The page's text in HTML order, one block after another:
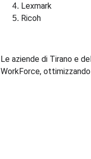
Lexmark
Ricoh
Le aziende di Tirano e
WorkForce,